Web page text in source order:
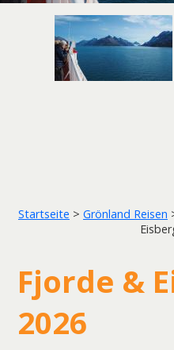
Startseite > Grönland Reisen
Fjorde &
2026